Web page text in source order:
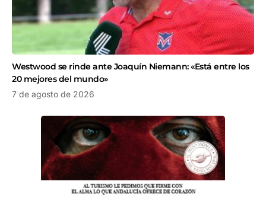
Westwood se rinde ante Joaquín Niemann: «Está entre los
20 mejores del mundo»
7 de agosto de 2026